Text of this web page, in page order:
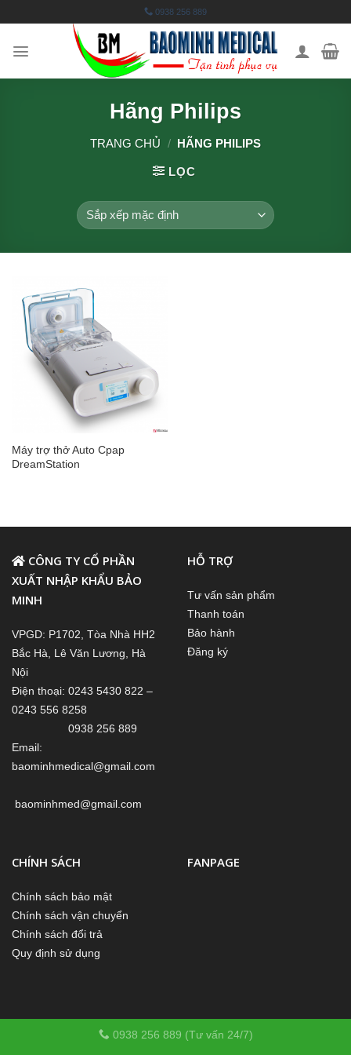
to
content
0938 256 889
Hãng Philips
TRANG CHỦ / HÃNG PHILIPS
LỌC
Máy trợ thở Auto Cpap
DreamStation
CÔNG TY CỔ PHẦN
XUẤT NHẬP KHẨU BẢO
MINH
VPGD: P1702, Tòa Nhà HH2
Bắc Hà, Lê Văn Lương, Hà
Nội
Điện thoại: 0243 5430 822 –
0243 556 8258
0938 256 889
Email:
baominhmedical@gmail.com
baominhmed@gmail.com
HỖ TRỢ
Tư vấn sản phẩm
Thanh toán
Bảo hành
Đăng ký
CHÍNH SÁCH
Chính sách bảo mật
Chính sách vận chuyển
Chính sách đổi trả
Quy định sử dụng
FANPAGE
0938 256 889 (Tư vấn 24/7)